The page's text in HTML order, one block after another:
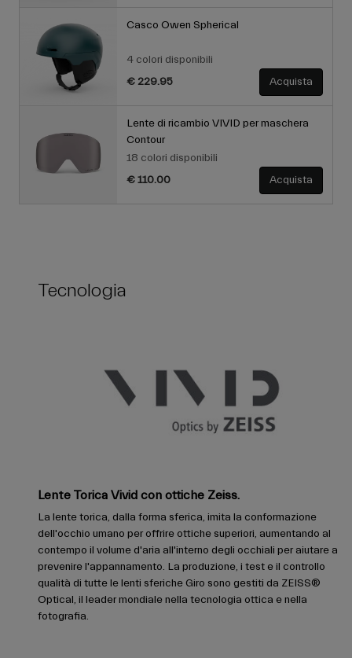
Casco Owen Spherical
4 colori disponibili
€ 229.95
Acquista
Lente di ricambio VIVID per maschera
Contour
18 colori disponibili
€ 110.00
Acquista
Tecnologia
Lente Torica Vivid con ottiche Zeiss.
La lente torica, dalla forma sferica, imita la conformazione
dell'occhio umano per offrire ottiche superiori, aumentando al
contempo il volume d'aria all'interno degli occhiali per aiutare a
prevenire l'appannamento. La produzione, i test e il controllo
qualità di tutte le lenti sferiche Giro sono gestiti da ZEISS®
Optical, il leader mondiale nella tecnologia ottica e nella
fotografia.